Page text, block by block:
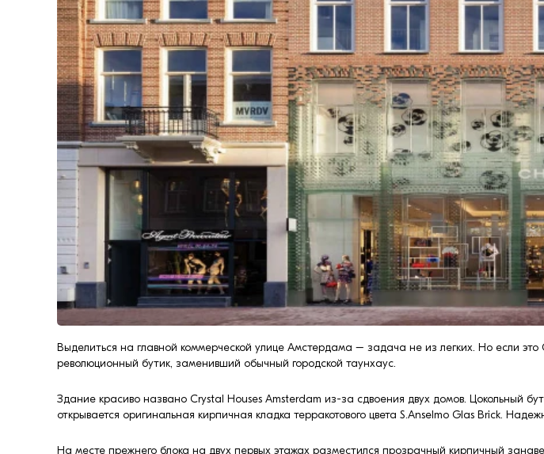
формовки
Клинкерная плитка
Ступени, крыльцо
Строительные
смеси
Выделиться на главной коммерческой улице Амстердама – задача не из легких. Но если
революционный бутик, заменивший обычный городской таунхаус.
Здание красиво названо Crystal Houses Amsterdam из-за сдвоения двух домов. Цокольный
открывается оригинальная кирпичная кладка терракотового цвета S.Anselmo Glas Brick.
На месте прежнего блока на двух первых этажах разместился прозрачный кирпичный